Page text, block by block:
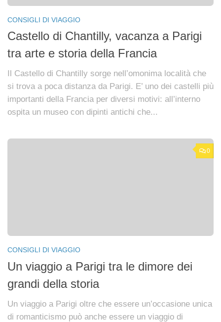
CONSIGLI DI VIAGGIO
Castello di Chantilly, vacanza a Parigi
tra arte e storia della Francia
Il Castello di Chantilly sorge nell’omonima località che
si trova a poca distanza da Parigi. E’ uno dei castelli più
importanti della Francia per diversi motivi: all’interno
ospita un museo con dipinti antichi che...
0
CONSIGLI DI VIAGGIO
Un viaggio a Parigi tra le dimore dei
grandi della storia
Un viaggio a Parigi oltre che essere un’occasione unica
di romanticismo può anche essere un viaggio di